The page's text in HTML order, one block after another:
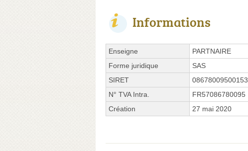
Informations
Enseigne
PARTNAIRE
Forme juridique
SAS
SIRET
08678009500153
N° TVA Intra.
FR57086780095
Création
27 mai 2020